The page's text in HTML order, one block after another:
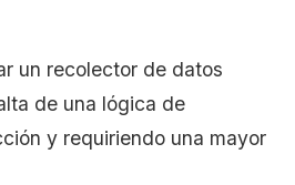
un recolector de datos
de una lógica de
y requiriendo una mayor